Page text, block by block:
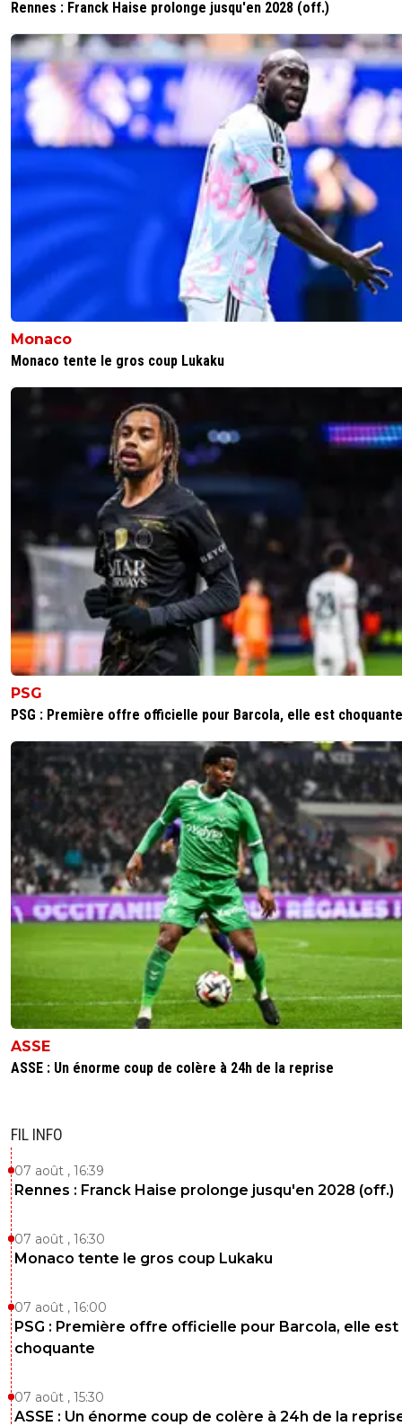
Rennes : Franck Haise prolonge jusqu'en 2028 (off.)
Monaco
Monaco tente le gros coup Lukaku
PSG
PSG : Première offre officielle pour Barcola, elle est choquante
ASSE
ASSE : Un énorme coup de colère à 24h de la reprise
FIL INFO
07 août , 16:39
Rennes : Franck Haise prolonge jusqu'en 2028 (off.)
07 août , 16:30
Monaco tente le gros coup Lukaku
07 août , 16:00
PSG : Première offre officielle pour Barcola, elle est
choquante
07 août , 15:30
ASSE : Un énorme coup de colère à 24h de la